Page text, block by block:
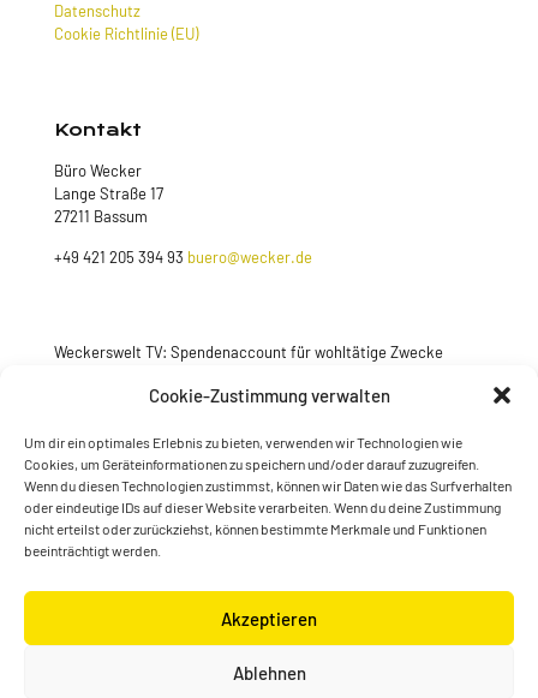
Cookie-Zustimmung verwalten
Um dir ein optimales Erlebnis zu bieten, verwenden wir Technologien wie
Cookies, um Geräteinformationen zu speichern und/oder darauf zuzugreifen.
Wenn du diesen Technologien zustimmst, können wir Daten wie das Surfverhalten
oder eindeutige IDs auf dieser Website verarbeiten. Wenn du deine Zustimmung
nicht erteilst oder zurückziehst, können bestimmte Merkmale und Funktionen
beeinträchtigt werden.
Akzeptieren
Ablehnen
Datenschutz
Cookie Richtlinie (EU)
Kontakt
Büro Wecker
Lange Straße 17
27211 Bassum
+49 421 205 394 93 buero@wecker.de
Weckerswelt TV: Spendenaccount für wohltätige Zwecke
Jetzt spenden
© Konstantin Wecker | gestaltet von